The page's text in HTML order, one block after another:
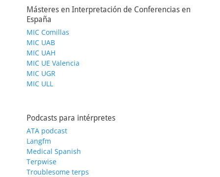
Másteres en Interpretación de Conferencias en
España
MIC Comillas
MIC UAB
MIC UAH
MIC UE Valencia
MIC UGR
MIC ULL
Podcasts para intérpretes
ATA podcast
Langfm
Medical Spanish
Terpwise
Troublesome terps